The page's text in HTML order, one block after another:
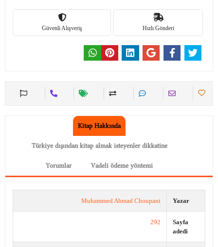
Hızlı Gönderi
Güvenli Alışveriş
Kitap Hakkında
Türkiye dışından kitap almak isteyenler dikkatine
Vadeli ödeme yöntemi
Yorumlar
Yazar
Muhammed Ahmad Choupani
Sayfa
adedi
292